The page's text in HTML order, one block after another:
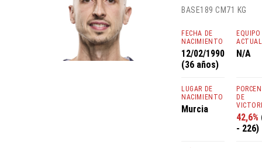
BASE189 CM71 KG
FECHA DE
NACIMIENTO
12/02/1990
(36 años)
LUGAR DE
NACIMIENTO
Murcia
EQUIPO
ACTUAL
N/A
DE
42,6%
- 226)